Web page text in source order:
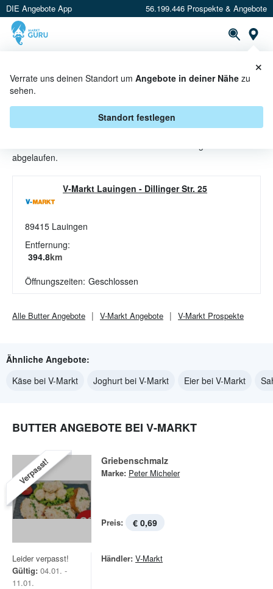
DIE Angebote App 56.199.446 Prospekte & Angebote
Verrate uns deinen Standort um Angebote in deiner Nähe zu
sehen.
Standort festlegen
×
BUTTER ANGEBOTE & AKTIONEN
BEI V-MARKT
abgelaufen.
V-Markt Lauingen - Dillinger Str. 25
89415 Lauingen
Entfernung:
394.8km
Öffnungszeiten: Geschlossen
Alle ButterAngebote V-Markt Angebote V-Markt Prospekte
Ähnliche Angebote:
Käse bei V-Markt
Joghurt bei V-Markt Eier bei V-Markt
BUTTER ANGEBOTE BEI V-MARKT
Verpasst! Griebenschmalz
Marke: Peter Micheler
Preis: € 0,69
Leider verpasst!
Gültig: 04.01. -
11.01.
Händler: V-Markt